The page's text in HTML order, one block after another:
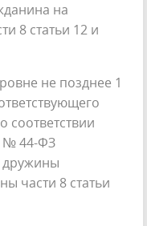
на
8 статьи 12 и
не позднее 1
соответствии
№ 44-ФЗ
дружины
части 8 статьи